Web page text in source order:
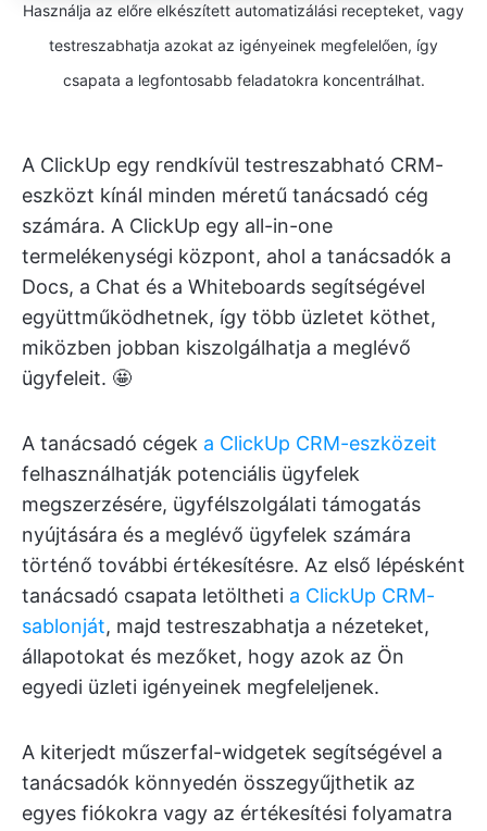
Használja az előre elkészített automatizálási recepteket, vagy
testreszabhatja azokat az igényeinek megfelelően, így
csapata a legfontosabb feladatokra koncentrálhat.
A ClickUp egy rendkívül testreszabható CRM-
eszközt kínál minden méretű tanácsadó cég
számára. A ClickUp egy all-in-one
termelékenységi központ, ahol a tanácsadók a
Docs, a Chat és a Whiteboards segítségével
együttműködhetnek, így több üzletet köthet,
miközben jobban kiszolgálhatja a meglévő
ügyfeleit. 🤩
A tanácsadó cégek a ClickUp CRM-eszközeit
felhasználhatják potenciális ügyfelek
megszerzésére, ügyfélszolgálati támogatás
nyújtására és a meglévő ügyfelek számára
történő további értékesítésre. Az első lépésként
tanácsadó csapata letöltheti a ClickUp CRM-
sablonját, majd testreszabhatja a nézeteket,
állapotokat és mezőket, hogy azok az Ön
egyedi üzleti igényeinek megfeleljenek.
A kiterjedt műszerfal-widgetek segítségével a
tanácsadók könnyedén összegyűjthetik az
egyes fiókokra vagy az értékesítési folyamatra